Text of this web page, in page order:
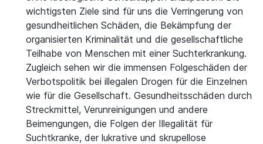
wichtigsten Ziele sind für uns die Verringerung von
gesundheitlichen Schäden, die Bekämpfung der
organisierten Kriminalität und die gesellschaftliche
Teilhabe von Menschen mit einer Suchterkrankung.
Zugleich sehen wir die immensen Folgeschäden der
Verbotspolitik bei illegalen Drogen für die Einzelnen
wie für die Gesellschaft. Gesundheitsschäden durch
Streckmittel, Verunreinigungen und andere
Beimengungen, die Folgen der Illegalität für
Suchtkranke, der lukrative und skrupellose